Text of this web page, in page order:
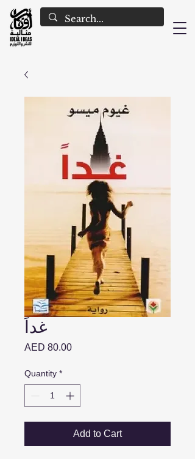
غداً
AED 80.00Price
Quantity *
Add to Cart